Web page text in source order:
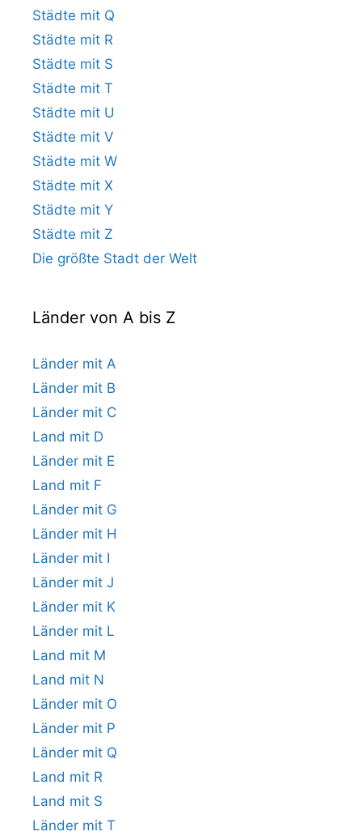
Städte mit Q
Städte mit R
Städte mit S
Städte mit T
Städte mit U
Städte mit V
Städte mit W
Städte mit X
Städte mit Y
Städte mit Z
Die größte Stadt der Welt
Länder von A bis Z
Länder mit A
Länder mit B
Länder mit C
Land mit D
Länder mit E
Land mit F
Länder mit G
Länder mit H
Länder mit I
Länder mit J
Länder mit K
Länder mit L
Land mit M
Land mit N
Länder mit O
Länder mit P
Länder mit Q
Land mit R
Land mit S
Länder mit T